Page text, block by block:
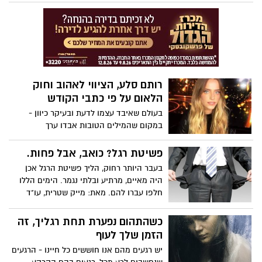
ההבחנה בין ימין ושמאל, דתי וחילוני, יהודי
וערבי.
רותם סלע, הציווי לאהוב וחוק
הלאום על פי כתבי הקודש
בעולם שאיבד עצמו לדעת ובעיקר כיוון -
במקום שהמילים הטובות אבדו ערך
וההתלהמות מנגנת כינור ראשון, זה הזמן
לחזור למקורות. מה אומרים דברי הקודש על
פשיטת רגל? כואב, אבל פחות.
בעבר היותר רחוק, הליך פשיטת הרגל אכן
היה מאיים, מרתיע ובלתי נגמר. הימים הללו
חלפו עברו להם. מאת: מייק שטרית, עו"ד
כשהתהום נפערת תחת רגליך, זה
הזמן שלך לעוף
יש רגעים מהם אנו חוששים כל חיינו - הרגעים